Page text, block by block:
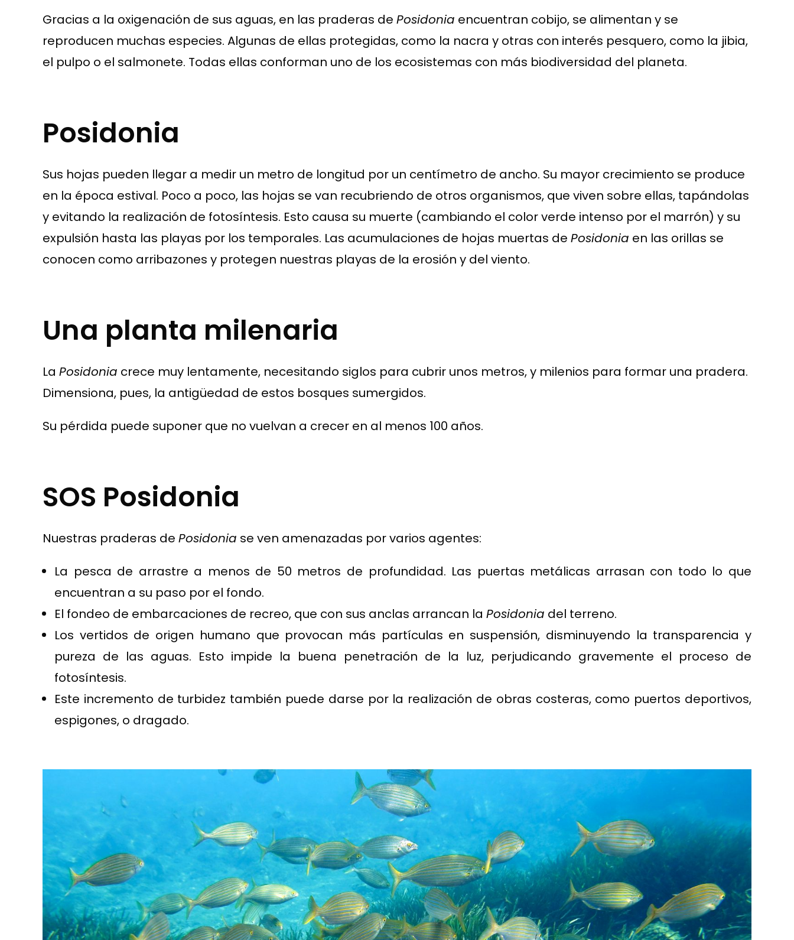
Gracias a la oxigenación de sus aguas, en las praderas de Posidonia encuentran cobijo, se alimentan y se
reproducen muchas especies. Algunas de ellas protegidas, como la nacra y otras con interés pesquero, como la jibia,
el pulpo o el salmonete. Todas ellas conforman uno de los ecosistemas con más biodiversidad del planeta.
Posidonia
Sus hojas pueden llegar a medir un metro de longitud por un centímetro de ancho. Su mayor crecimiento se produce
en la época estival. Poco a poco, las hojas se van recubriendo de otros organismos, que viven sobre ellas, tapándolas
y evitando la realización de fotosíntesis. Esto causa su muerte (cambiando el color verde intenso por el marrón) y su
expulsión hasta las playas por los temporales. Las acumulaciones de hojas muertas de Posidonia en las orillas se
conocen como arribazones y protegen nuestras playas de la erosión y del viento.
Una planta milenaria
La Posidonia crece muy lentamente, necesitando siglos para cubrir unos metros, y milenios para formar una pradera.
Dimensiona, pues, la antigüedad de estos bosques sumergidos.
Su pérdida puede suponer que no vuelvan a crecer en al menos 100 años.
SOS Posidonia
Nuestras praderas de Posidonia se ven amenazadas por varios agentes:
La pesca de arrastre a menos de 50 metros de profundidad. Las puertas metálicas arrasan con todo lo que
encuentran a su paso por el fondo.
El fondeo de embarcaciones de recreo, que con sus anclas arrancan la Posidonia del terreno.
Los vertidos de origen humano que provocan más partículas en suspensión, disminuyendo la transparencia y
pureza de las aguas. Esto impide la buena penetración de la luz, perjudicando gravemente el proceso de
fotosíntesis.
Este incremento de turbidez también puede darse por la realización de obras costeras, como puertos deportivos,
espigones, o dragado.